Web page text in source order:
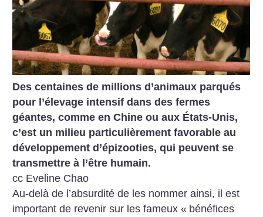
Des centaines de millions d’animaux parqués
pour l’élevage intensif dans des fermes
géantes, comme en Chine ou aux États-Unis,
c’est un milieu particulièrement favorable au
développement d’épizooties, qui peuvent se
transmettre à l’être humain.
cc Eveline Chao
Au-delà de l’absurdité de les nommer ainsi, il est
important de revenir sur les fameux « bénéfices